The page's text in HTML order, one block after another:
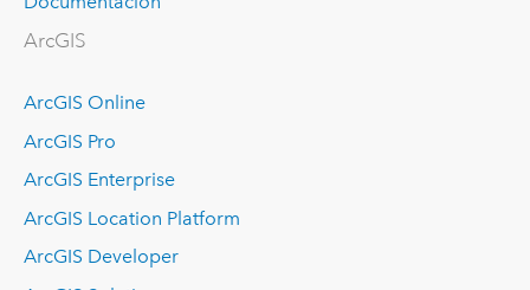
ArcGIS
ArcGIS Online
ArcGIS Pro
ArcGIS Enterprise
ArcGIS Location Platform
ArcGIS Developer